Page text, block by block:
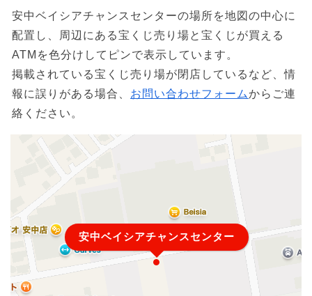
安中ベイシアチャンスセンターの場所を地図の中心に
配置し、周辺にある宝くじ売り場と宝くじが買える
ATMを色分けしてピンで表示しています。
掲載されている宝くじ売り場が閉店しているなど、情
報に誤りがある場合、 お問い合わせフォームからご連
絡ください。
安中ベイシアチャンスセンター